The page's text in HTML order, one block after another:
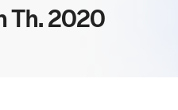
Th. 2020